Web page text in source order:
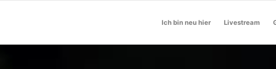
Ich bin neu hier Livestream